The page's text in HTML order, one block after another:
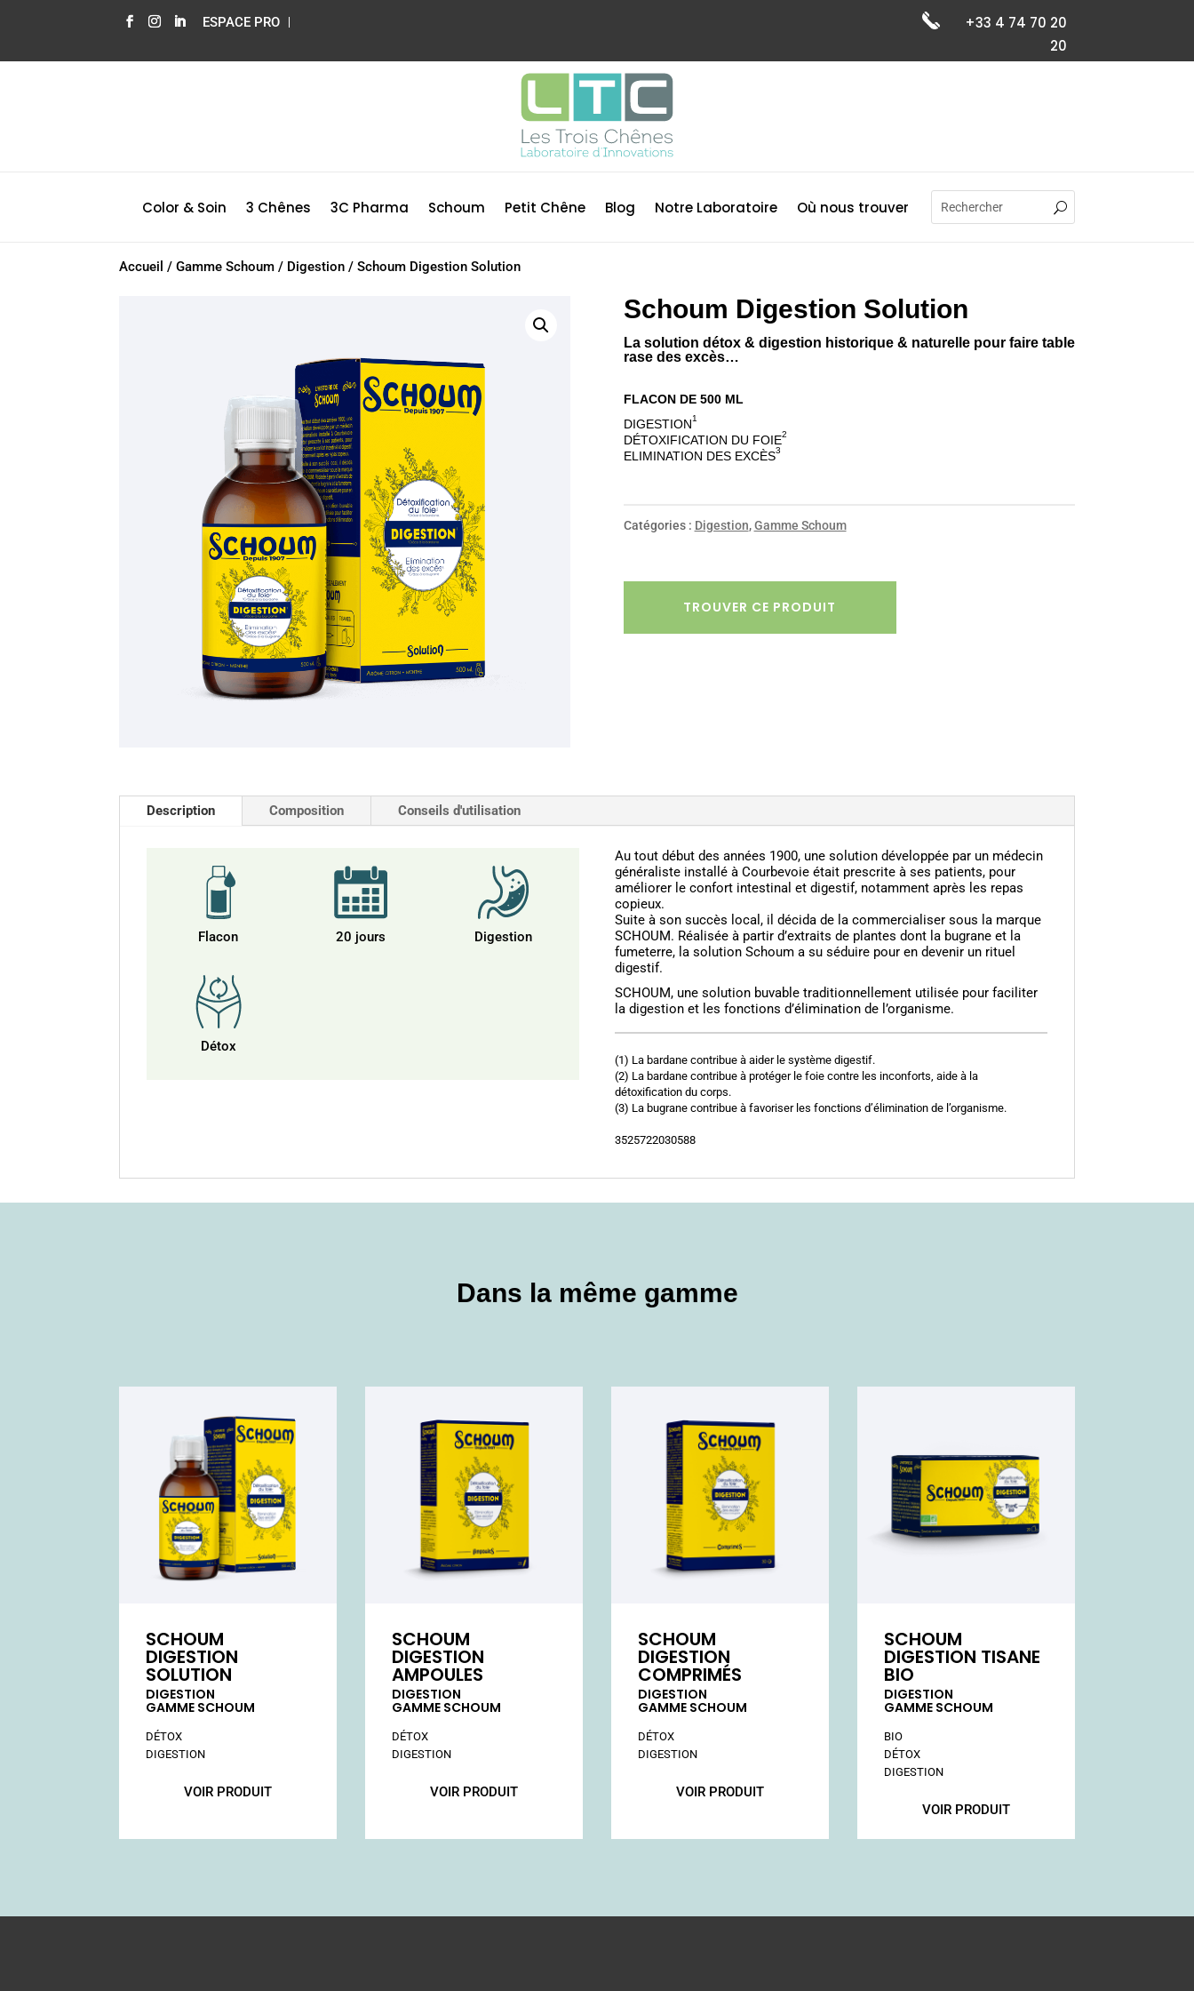
ESPACE PRO
+33 4 74 70 20
20
Color & Soin 3 Chênes 3C Pharma Schoum Petit Chêne Blog Notre Laboratoire Où nous trouver
Accueil /Gamme Schoum / Digestion /Schoum Digestion Solution
Schoum Digestion Solution
La solution détox & digestion historique & naturelle pour faire table
rase des excès…
FLACON DE 500 ML
DIGESTION1
DÉTOXIFICATION DU FOIE2
ELIMINATION DES EXCÈS3
Catégories : Digestion,Gamme Schoum
TROUVER CE PRODUIT
Description Composition Conseils d'utilisation
Flacon 20 jours Digestion
Détox
Au tout début des années 1900, une solution développée par un médecin
généraliste installé à Courbevoie était prescrite à ses patients, pour
améliorer le confort intestinal et digestif, notamment après les repas
copieux.
Suite à son succès local, il décida de la commercialiser sous la marque
SCHOUM. Réalisée à partir d’extraits de plantes dont la bugrane et la
fumeterre, la solution Schoum a su séduire pour en devenir un rituel
digestif.
SCHOUM, une solution buvable traditionnellement utilisée pour faciliter
la digestion et les fonctions d’élimination de l’organisme.
(1) La bardane contribue à aider le système digestif.
(2) La bardane contribue à protéger le foie contre les inconforts, aide à la
détoxification du corps.
(3) La bugrane contribue à favoriser les fonctions d’élimination de l’organisme.
3525722030588
Dans la même gamme
SCHOUM
DIGESTION
SOLUTION
DIGESTION
GAMME SCHOUM
VOIR PRODUIT
SCHOUM
DIGESTION
AMPOULES
DIGESTION
GAMME SCHOUM
VOIR PRODUIT
SCHOUM
DIGESTION
COMPRIMÉS
DIGESTION
GAMME SCHOUM
VOIR PRODUIT
SCHOUM
DIGESTION TISANE
BIO
DIGESTION
GAMME SCHOUM
VOIR PRODUIT